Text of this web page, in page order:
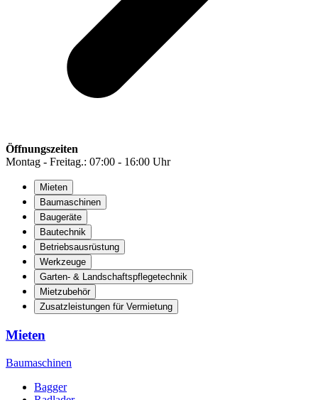
Öffnungszeiten
Montag - Freitag.: 07:00 - 16:00 Uhr
Mieten
Baumaschinen
Baugeräte
Bautechnik
Betriebsausrüstung
Werkzeuge
Garten- & Landschaftspflegetechnik
Mietzubehör
Zusatzleistungen für Vermietung
Mieten
Baumaschinen
Bagger